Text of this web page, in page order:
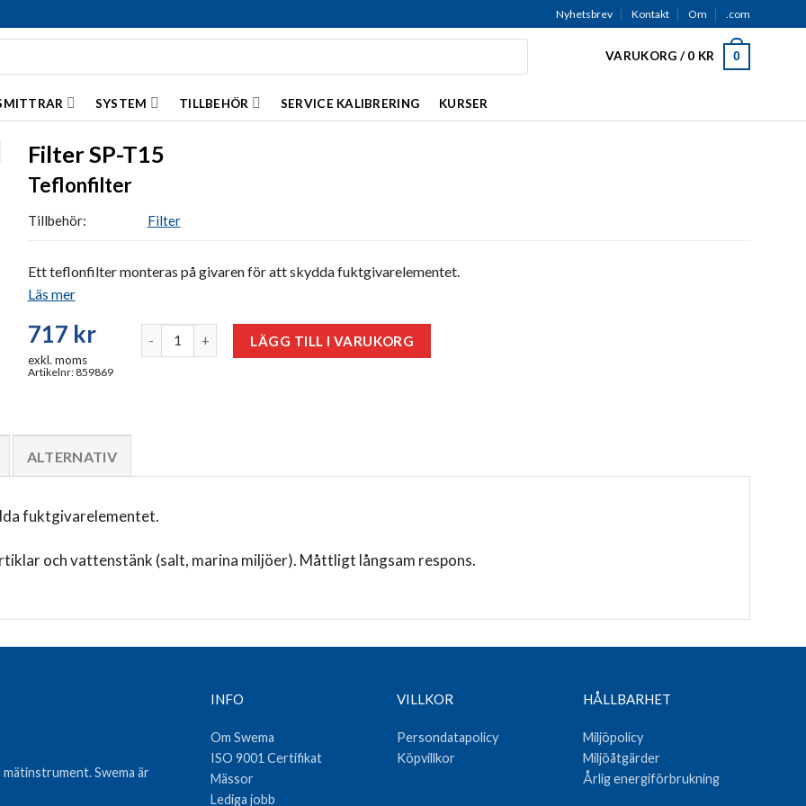
Nyhetsbrev Kontakt Om .com
VARUKORG /0 KR 0
SYSTEM TILLBEHÖR SERVICE KALIBRERING KURSER
Filter SP-T15
Teflonfilter
Tillbehör: Filter
Ett teflonfilter monteras på givaren för att skydda fuktgivarelementet.
Läs mer
717 kr
exkl. moms
Filter SP-T15 mängd
LÄGG TILL I VARUKORG
Artikelnr: 859869
ALTERNATIV
fuktgivarelementet.
och vattenstänk (salt, marina miljöer). Måttligt långsam respons.
Swema är
INFO
Om Swema
ISO 9001 Certifikat
Mässor
Lediga jobb
VILLKOR
Persondatapolicy
Köpvillkor
HÅLLBARHET
Miljöpolicy
Miljöåtgärder
Årlig energiförbrukning